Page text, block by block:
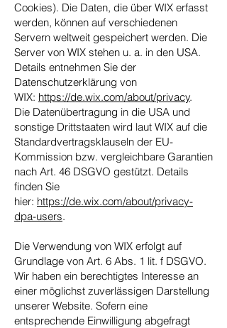
Cookies). Die Daten, die über WIX erfasst
werden, können auf verschiedenen
Servern weltweit gespeichert werden. Die
Server von WIX stehen u. a. in den USA.
Details entnehmen Sie der
Datenschutzerklärung von
WIX: https://de.wix.com/about/privacy.
Die Datenübertragung in die USA und
sonstige Drittstaaten wird laut WIX auf die
Standardvertragsklauseln der EU-
Kommission bzw. vergleichbare Garantien
nach Art. 46 DSGVO gestützt. Details
finden Sie
hier: https://de.wix.com/about/privacy-
dpa-users.
Die Verwendung von WIX erfolgt auf
Grundlage von Art. 6 Abs. 1 lit. f DSGVO.
Wir haben ein berechtigtes Interesse an
einer möglichst zuverlässigen Darstellung
unserer Website. Sofern eine
entsprechende Einwilligung abgefragt